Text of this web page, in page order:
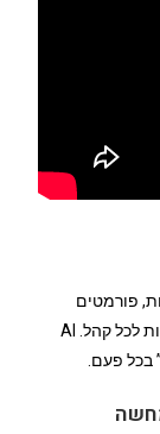
דורשים וריאציות: 15/30/60 שניות, פורמטים
שונים לרשתות, שפות שונות, A/B ל-Hook, התאמות לכל קהל. AI
בכל פעם.